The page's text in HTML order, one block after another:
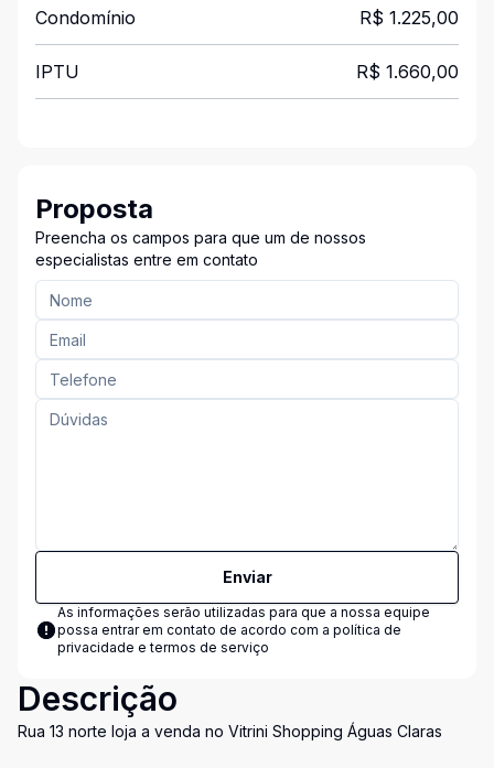
Condomínio R$ 1.225,00
IPTU R$ 1.660,00
Proposta
Preencha os campos para que um de nossos
especialistas entre em contato
Enviar
As informações serão utilizadas para que a nossa equipe
possa entrar em contato de acordo com a política de
privacidade e termos de serviço
Descrição
Rua 13 norte loja a venda no Vitrini Shopping Águas Claras